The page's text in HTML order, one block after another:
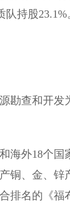
持股
勘查和开发
海外18个
、金、锌
排名的《福